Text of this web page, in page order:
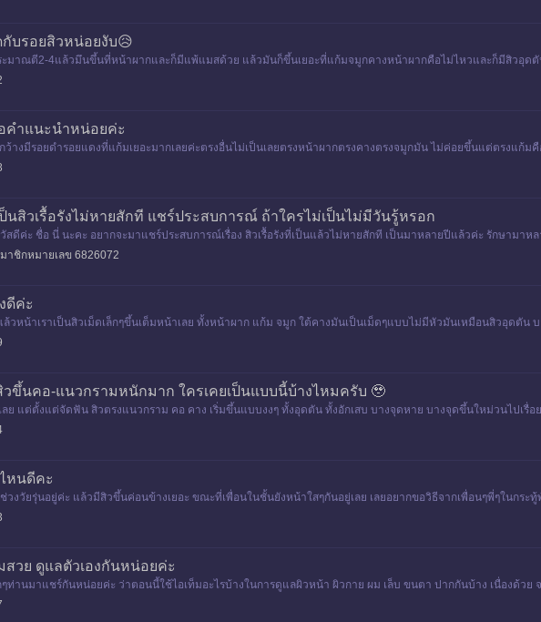
บรอยสิวหน่อยงับ😥
มาณตี2-4แล้วมึนขึ้นที่หน้าผากและก็มีแพ้แมสด้วย แล้วมันก็ขึ้นเยอะที่แก้มจมูกคางหน้าผากคือไม่ไหวและก็มีสิวอุด
คำแนะนำหน่อยค่ะ
างมีรอยดำรอยแดงที่แก้มเยอะมากเลยค่ะตรงอื่นไม่เป็นเลยตรงหน้าผากตรงคางตรงจมูกมัน ไม่ค่อยขึ้นแต่ตรงแก้
ป็นสิวเรื้อรังไม่หายสักที แชร์ประสบการณ์ ถ้าใครไม่เป็นไม่มีวันรู้หรอก
สดีค่ะ ชื่อ นี่ นะคะ อยากจะมาแชร์ประสบการณ์เรื่อง สิวเรื้อรังที่เป็นแล้วไม่หายสักที เป็นมาหลายปีแล้วค่ะ รักษามาห
ขาดความมั่นใจ หน้าสดก็ไม่กล
าชิกหมายเลข 6826072
ดีค่ะ
ล้วหน้าเราเป็นสิวเม็ดเล็กๆขึ้นเต็มหน้าเลย ทั้งหน้าผาก แก้ม จมูก ใต้คางมันเป็นเม็ดๆแบบไม่มีหัวมันเหมือนสิวอุดตัน
ขึ้นคอ-แนวกรามหนักมาก ใครเคยเป็นแบบนี้บ้างไหมครับ 🥹
ย แต่ตั้งแต่จัดฟัน สิวตรงแนวกราม คอ คาง เริ่มขึ้นแบบงงๆ ทั้งอุดตัน ทั้งอักเสบ บางจุดหาย บางจุดขึ้นใหม่วนไปเรื่อ
หนดีคะ
วงวัยรุ่นอยู่ค่ะ แล้วมีสิวขึ้นค่อนข้างเยอะ ขณะที่เพื่อนในชั้นยังหน้าใสๆกันอยู่เลย เลยอยากขอวิธีจากเพื่อนๆพี่ๆในกร
สวย ดูแลตัวเองกันหน่อยค่ะ
ท่านมาแชร์กันหน่อยค่ะ ว่าตอนนี้ใช้ไอเท็มอะไรบ้างในการดูแลผิวหน้า ผิวกาย ผม เล็บ ขนตา ปากกันบ้าง เนื่องด้วย